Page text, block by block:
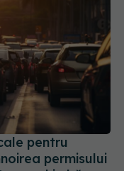
pentru
permisului